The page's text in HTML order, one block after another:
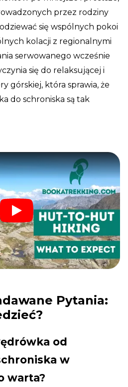
przez rodziny
się wspólnych pokoi
kolacji z regionalnymi
serwowanego wcześnie
się do relaksującej i
górskiej, która sprawia, że
do schroniska są tak
Pytania:
od
w
warta?